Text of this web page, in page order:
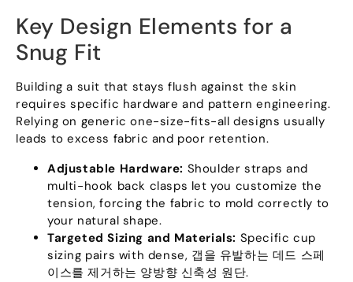
Key Design Elements for a
Snug Fit
Building a suit that stays flush against the skin
requires specific hardware and pattern engineering.
Relying on generic one-size-fits-all designs usually
leads to excess fabric and poor retention.
Adjustable Hardware: Shoulder straps and
multi-hook back clasps let you customize the
tension,forcing the fabric to mold correctly to
your natural shape.
Targeted Sizing and Materials: Specific cup
sizing pairs with dense, 갭을 유발하는 데드 스페
이스를 제거하는 양방향 신축성 원단.